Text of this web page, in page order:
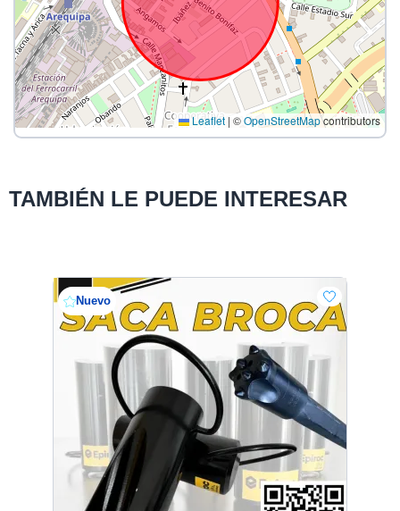
Leaflet | ©OpenStreetMapcontributors
TAMBIÉN LE PUEDE INTERESAR
Nuevo